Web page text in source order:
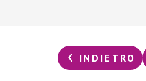
INDIETRO